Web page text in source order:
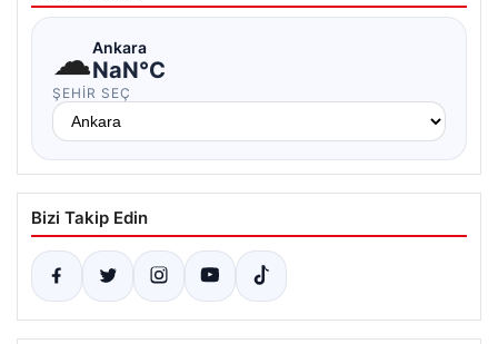
☁Ankara
NaN°C
ŞEHIR SEÇ
Bizi Takip Edin